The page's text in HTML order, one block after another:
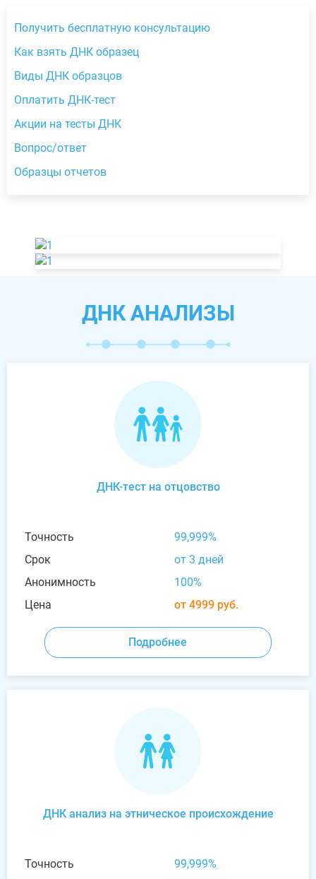
Получить бесплатную консультацию
Как взять ДНК образец
Виды ДНК образцов
Оплатить ДНК-тест
Акции на тесты ДНК
Вопрос/ответ
Образцы отчетов
ДНК АНАЛИЗЫ
ДНК-тест на отцовство
Точность
99,999%
Срок
от 3 дней
Анонимность
100%
Цена
от 4999 руб.
Подробнее
ДНК анализ на этническое происхождение
Точность
99,999%